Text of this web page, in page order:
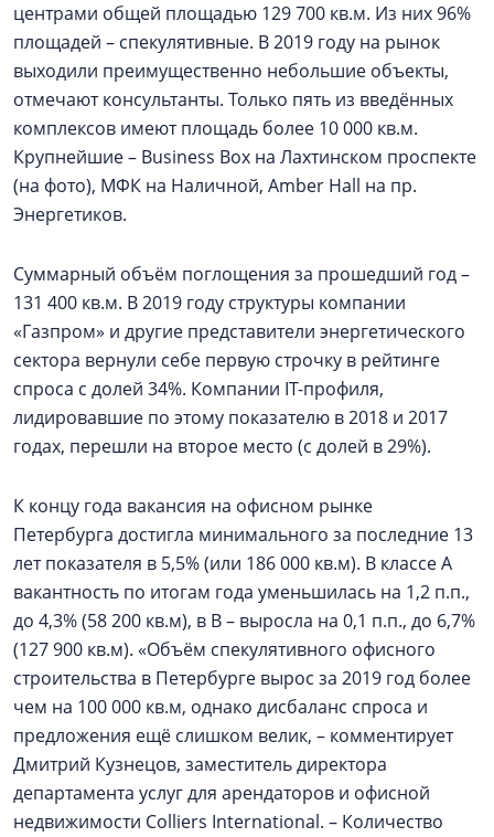
центрами общей площадью 129 700 кв.м. Из них 96%
площадей – спекулятивные. В 2019 году на рынок
выходили преимущественно небольшие объекты,
отмечают консультанты. Только пять из введённых
комплексов имеют площадь более 10 000 кв.м.
Крупнейшие – Business Box на Лахтинском проспекте
(на фото), МФК на Наличной, Amber Hall на пр.
Энергетиков.
Суммарный объём поглощения за прошедший год –
131 400 кв.м. В 2019 году структуры компании
«Газпром» и другие представители энергетического
сектора вернули себе первую строчку в рейтинге
спроса с долей 34%. Компании IT-профиля,
лидировавшие по этому показателю в 2018 и 2017
годах, перешли на второе место (с долей в 29%).
К концу года вакансия на офисном рынке
Петербурга достигла минимального за последние 13
лет показателя в 5,5% (или 186 000 кв.м). В классе A
вакантность по итогам года уменьшилась на 1,2 п.п.,
до 4,3% (58 200 кв.м), в B – выросла на 0,1 п.п., до 6,7%
(127 900 кв.м). «Объём спекулятивного офисного
строительства в Петербурге вырос за 2019 год более
чем на 100 000 кв.м, однако дисбаланс спроса и
предложения ещё слишком велик, – комментирует
Дмитрий Кузнецов, заместитель директора
департамента услуг для арендаторов и офисной
недвижимости Colliers International. – Количество